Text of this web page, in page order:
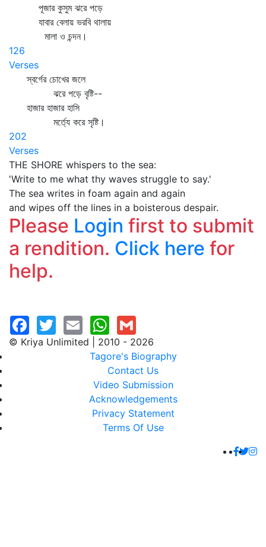
পূজার কুসুম ঝরে পড়ে
যাবার বেলায় ভরবি থালায়
মালা ও চন্দন।
126
Verses
স্বর্গের চোখের জলে
ঝরে পড়ে বৃষ্টি--
হাজার হাজার হাসি
মর্ত্যে করে সৃষ্টি।
202
Verses
THE SHORE whispers to the sea:
'Write to me what thy waves struggle to say.'
The sea writes in foam again and again
and wipes off the lines in a boisterous despair.
Please Login first to submit
a rendition. Click here for
help.
© Kriya Unlimited | 2010 - 2026
Tagore's Biography
Contact Us
Video Submission
Acknowledgements
Privacy Statement
Terms Of Use